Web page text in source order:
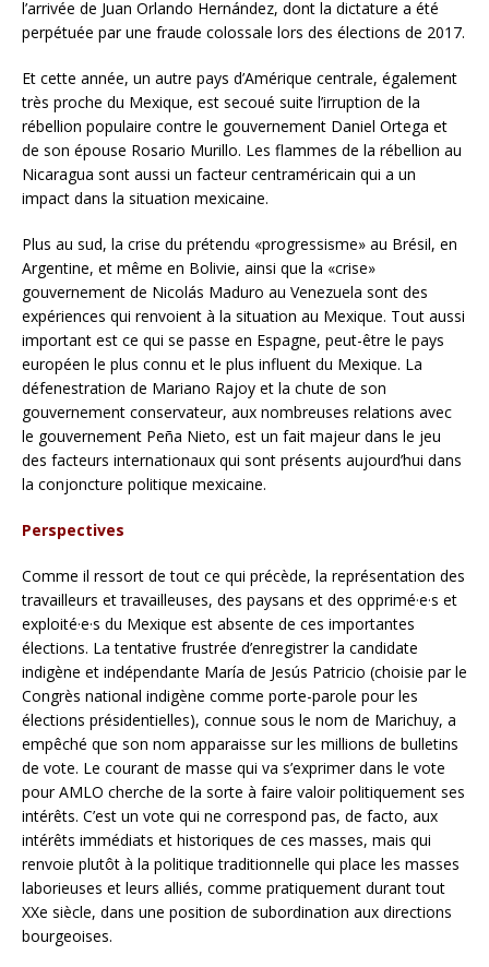
l’arrivée de Juan Orlando Hernández, dont la dictature a été
perpétuée par une fraude colossale lors des élections de 2017.
Et cette année, un autre pays d’Amérique centrale, également
très proche du Mexique, est secoué suite l’irruption de la
rébellion populaire contre le gouvernement Daniel Ortega et
de son épouse Rosario Murillo. Les flammes de la rébellion au
Nicaragua sont aussi un facteur centraméricain qui a un
impact dans la situation mexicaine.
Plus au sud, la crise du prétendu «progressisme» au Brésil, en
Argentine, et même en Bolivie, ainsi que la «crise»
gouvernement de Nicolás Maduro au Venezuela sont des
expériences qui renvoient à la situation au Mexique. Tout aussi
important est ce qui se passe en Espagne, peut-être le pays
européen le plus connu et le plus influent du Mexique. La
défenestration de Mariano Rajoy et la chute de son
gouvernement conservateur, aux nombreuses relations avec
le gouvernement Peña Nieto, est un fait majeur dans le jeu
des facteurs internationaux qui sont présents aujourd’hui dans
la conjoncture politique mexicaine.
Perspectives
Comme il ressort de tout ce qui précède, la représentation des
travailleurs et travailleuses, des paysans et des opprimé·e·s et
exploité·e·s du Mexique est absente de ces importantes
élections. La tentative frustrée d’enregistrer la candidate
indigène et indépendante María de Jesús Patricio (choisie par le
Congrès national indigène comme porte-parole pour les
élections présidentielles), connue sous le nom de Marichuy, a
empêché que son nom apparaisse sur les millions de bulletins
de vote. Le courant de masse qui va s’exprimer dans le vote
pour AMLO cherche de la sorte à faire valoir politiquement ses
intérêts. C’est un vote qui ne correspond pas, de facto, aux
intérêts immédiats et historiques de ces masses, mais qui
renvoie plutôt à la politique traditionnelle qui place les masses
laborieuses et leurs alliés, comme pratiquement durant tout
XXe siècle, dans une position de subordination aux directions
bourgeoises.